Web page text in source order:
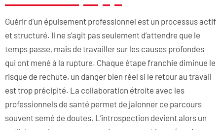
Guérir d’un épuisement professionnel est un processus actif
et structuré. Il ne s’agit pas seulement d’attendre que le
temps passe, mais de travailler sur les causes profondes
qui ont mené à la rupture. Chaque étape franchie diminue le
risque de rechute, un danger bien réel si le retour au travail
est trop précipité. La collaboration étroite avec les
professionnels de santé permet de jalonner ce parcours
souvent semé de doutes. L’introspection devient alors un